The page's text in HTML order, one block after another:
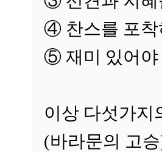
④ 찬스를 포착
⑤ 재미 있어야
이상 다섯가지
(바라문의 고